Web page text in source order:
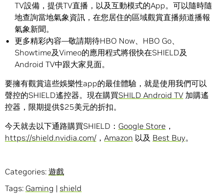
TV設備，提供TV直播，以及互動模式的App。可以隨時隨
地查詢當地氣象資訊，在您居住的區域觀賞直播頻道播報
氣象新聞。
更多精彩內容—敬請期待HBO Now、HBO Go、
Showtime及Vimeo的應用程式將很快在SHIELD及
Android TV中跟大家見面。
要擁有觀賞這些娛樂性app的最佳體驗，就是使用我們可以
聲控的SHIELD遙控器。現在購買SHILD Android TV 加購遙
控器，限期提供$25美元的折扣。
今天就去以下通路購買SHIELD： Google Store ，
https://shield.nvidia.com/ ， Amazon 以及 Best Buy。
Categories: 遊戲
Tags: Gaming | shield